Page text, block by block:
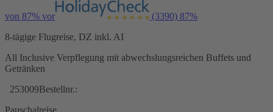
von 87% vor (3390) 87%
8-tägige Flugreise, DZ inkl. AI
All Inclusive Verpflegung mit abwechslungsreichen Buffets und
Getränken
253009Bestellnr.:
Pauschalreise